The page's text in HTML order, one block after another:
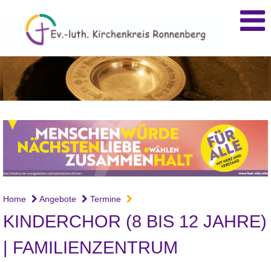
Home Angebote Termine
KINDERCHOR (8 BIS 12 JAHRE)
| FAMILIENZENTRUM